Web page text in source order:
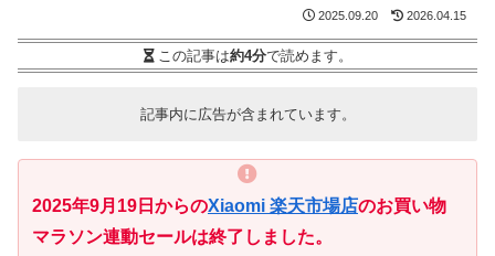
2025.09.20 2026.04.15
この記事は約4分で読めます。
記事内に広告が含まれています。
2025年9月19日からのXiaomi 楽天市場店のお買い物
マラソン連動セールは終了しました。